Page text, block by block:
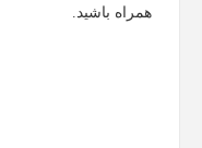
همراه باشید.